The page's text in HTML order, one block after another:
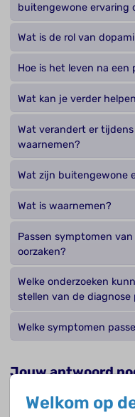
buitengewone ervaring
Wat is de rol van
Hoe is het leven na een
Wat kan je verder
Wat verandert er
waarnemen?
Wat zijn buitengewone
Wat is waarnemen?
Passen symptomen
oorzaken?
Welke onderzoeken
stellen van de diagnose
Welke symptomen
Jouw antwoord
Op de Cyberpoli kan je
Welkom op